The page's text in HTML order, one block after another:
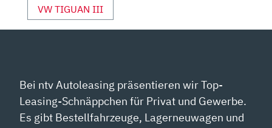
VON
YOUTUBE
VW TIGUAN III
Bei ntv Autoleasing präsentieren wir Top-
Leasing-Schnäppchen für Privat und Gewerbe.
Es gibt Bestellfahrzeuge, Lagerneuwagen und